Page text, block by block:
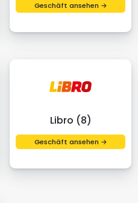
Geschäft ansehen →
Libro (8)
Geschäft ansehen →